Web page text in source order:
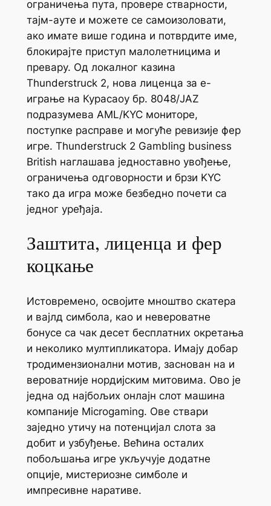
ограничења пута, провере стварности,
тајм-ауте и можете се самоизоловати,
ако имате више година и потврдите име,
блокирајте приступ малолетницима и
превару. Од локалног казина
Thunderstruck 2, нова лиценца за е-
играње на Курасаоу бр. 8048/JAZ
подразумева AML/KYC мониторе,
поступке расправе и могуће ревизије фер
игре. Thunderstruck 2 Gambling business
British наглашава једноставно увођење,
ограничења одговорности и брзи KYC
тако да игра може безбедно почети са
једног уређаја.
Заштита, лиценца и фер
коцкање
Истовремено, освојите мноштво скатера
и вајлд симбола, као и невероватне
бонусе са чак десет бесплатних окретања
и неколико мултипликатора. Имају добар
тродимензионални мотив, заснован на и
вероватније нордијским митовима. Ово је
једна од најбољих онлајн слот машина
компаније Microgaming. Ове ствари
заједно утичу на потенцијал слота за
добит и узбуђење. Већина осталих
побољшања игре укључује додатне
опције, мистериозне симболе и
импресивне наративе.